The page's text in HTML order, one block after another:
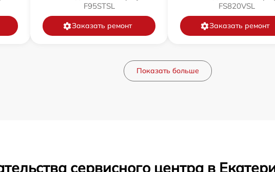
F95STSL
Заказать ремонт
FS820VSL
Заказать ремонт
Показать больше
сервисного центра в